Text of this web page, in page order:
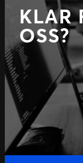
KLAR
OSS?